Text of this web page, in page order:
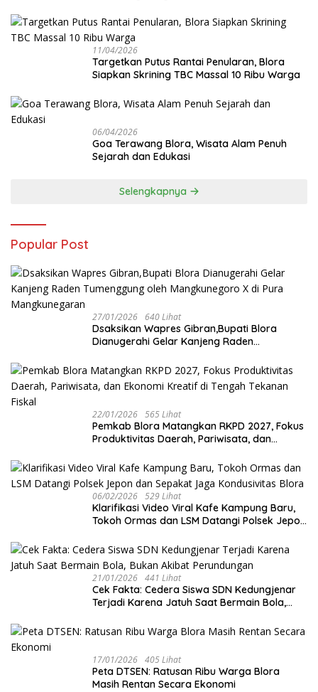
11/04/2026
‎Targetkan Putus Rantai Penularan, Blora
Siapkan Skrining TBC Massal 10 Ribu Warga
06/04/2026
Goa Terawang Blora, Wisata Alam Penuh
Sejarah dan Edukasi
Selengkapnya
Popular Post
27/01/2026 640 Lihat
‎Dsaksikan Wapres Gibran,Bupati Blora
Dianugerahi Gelar Kanjeng Raden
Mangkunegaran
22/01/2026 565 Lihat
‎Pemkab Blora Matangkan RKPD 2027, Fokus
Produktivitas Daerah, Pariwisata, dan
06/02/2026 529 Lihat
‎Klarifikasi Video Viral Kafe Kampung Baru,
Tokoh Ormas dan LSM Datangi Polsek Jepon
21/01/2026 441 Lihat
Cek Fakta: Cedera Siswa SDN Kedungjenar
Terjadi Karena Jatuh Saat Bermain Bola,
17/01/2026 405 Lihat
‎Peta DTSEN: Ratusan Ribu Warga Blora
Masih Rentan Secara Ekonomi